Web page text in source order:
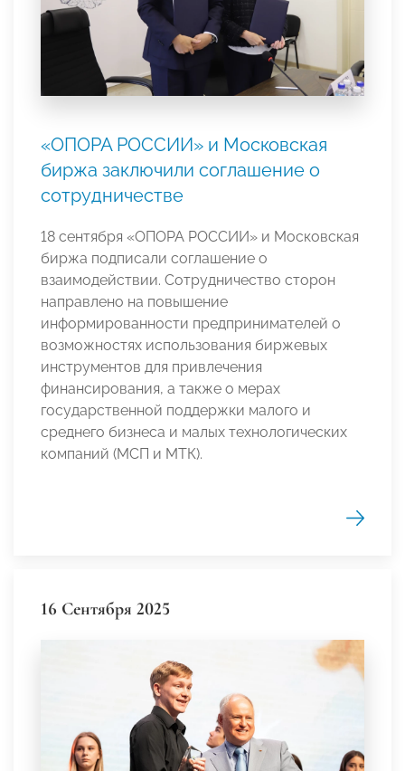
«ОПОРА РОССИИ» и Московская
биржа заключили соглашение о
сотрудничестве
18 сентября «ОПОРА РОССИИ» и Московская
биржа подписали соглашение о
взаимодействии. Сотрудничество сторон
направлено на повышение
информированности предпринимателей о
возможностях использования биржевых
инструментов для привлечения
финансирования, а также о мерах
государственной поддержки малого и
среднего бизнеса и малых технологических
компаний (МСП и МТК).
16 Сентября 2025